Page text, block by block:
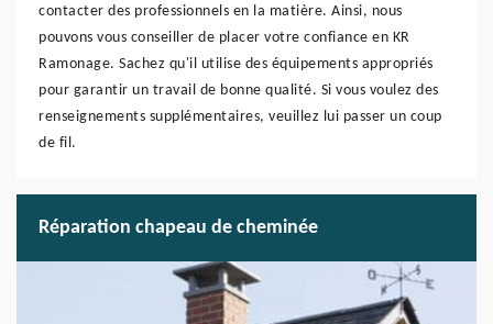
contacter des professionnels en la matière. Ainsi, nous
pouvons vous conseiller de placer votre confiance en KR
Ramonage. Sachez qu'il utilise des équipements appropriés
pour garantir un travail de bonne qualité. Si vous voulez des
renseignements supplémentaires, veuillez lui passer un coup
de fil.
Réparation chapeau de cheminée